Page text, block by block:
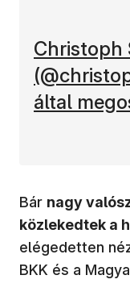
(új
Christoph
által
Bár nagy
közlekedtek a
elégedetten
BKK és a